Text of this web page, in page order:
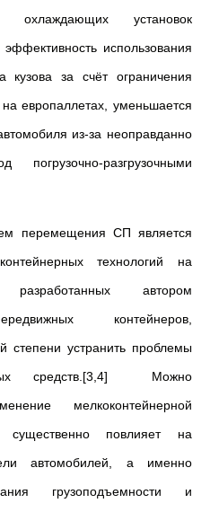
установок
использования
кузова за счёт ограничения
европаллетах, уменьшается
из-за неоправданно
разгрузочными
перемещения СП является
технологий на
автором
контейнеров,
степени устранить проблемы
средств.[3,4] Можно
мелкоконтейнерной
повлияет на
автомобилей, а именно
грузоподъемности и